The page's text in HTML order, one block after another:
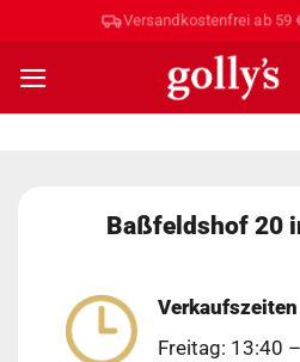
springen
Versandkostenfrei ab 59
Baßfeldshof 20
Verkaufszeiten
Freitag: 13:40